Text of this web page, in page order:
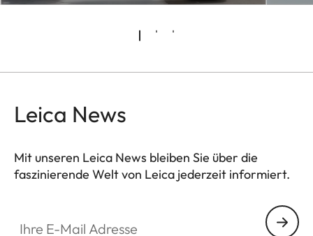
Leica News
Mit unseren Leica News bleiben Sie über die
faszinierende Welt von Leica jederzeit informiert.